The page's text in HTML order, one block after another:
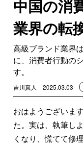
中国の消
業界の転
高級ブランド業界
に、消費者行動の
す。
吉川真人 2025.03.03
おはようございま
た。実は、執筆し
くなり、慌てて修